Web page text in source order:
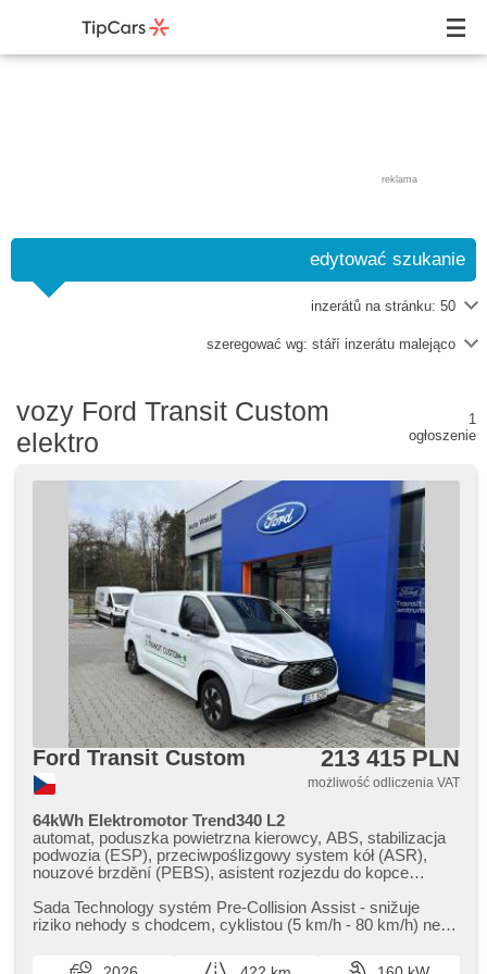
reklama
edytować szukanie
inzerátů na stránku: 50
szeregować wg: stáří inzerátu malejąco
vozy Ford Transit Custom
elektro
1
ogłoszenie
Ford Transit Custom 213 415 PLN
możliwość odliczenia VAT
64kWh Elektromotor Trend340 L2
automat, poduszka powietrzna kierowcy, ABS, stabilizacja
podwozia (ESP), przeciwpoślizgowy system kół (ASR),
nouzové brzdění (PEBS), asistent rozjezdu do kopce
ruchu, asistent jízdy v jízdním pruhu, sledování únavy
řidiče, hak holowniczy, wspomaganie układu kierowniczego,
svícení, automatické přepínání dálkových světel, spełnia
Sada Technology systém Pre​-Collision Assist ​- snižuje
riziko nehody s chodcem,​ cyklistou (5 km/h ​- 80 km/h) nebo